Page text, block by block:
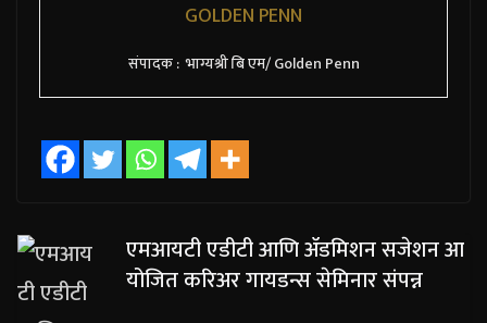
GOLDEN PENN
संपादक : भाग्यश्री बि एम/ Golden Penn
एमआयटी एडीटी आणि ॲडमिशन सजेशन आ
योजित करिअर गायडन्स सेमिनार संपन्न